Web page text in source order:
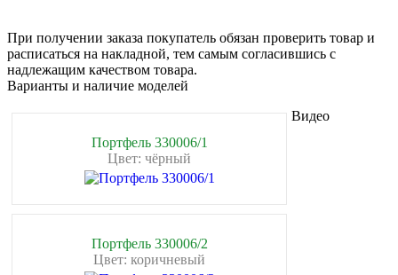
При получении заказа покупатель обязан проверить товар и
расписаться на накладной, тем самым согласившись с
надлежащим качеством товара.
Варианты и наличие моделей
Портфель 330006/1
Цвет: чёрный
Портфель 330006/2
Цвет: коричневый
Видео